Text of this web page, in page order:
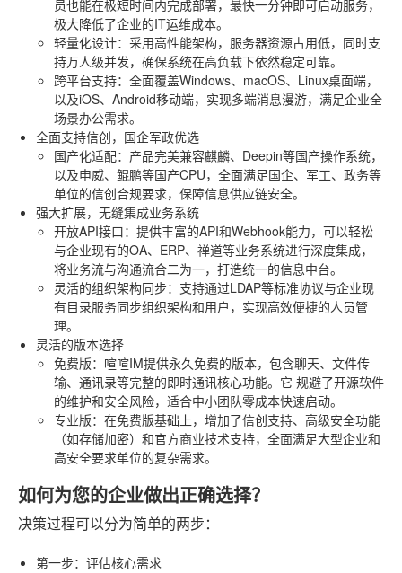
员也能在极短时间内完成部署，最快一分钟即可启动服务，
极大降低了企业的IT运维成本。
轻量化设计：采用高性能架构，服务器资源占用低，同时支
持万人级并发，确保系统在高负载下依然稳定可靠。
跨平台支持：全面覆盖Windows、macOS、Linux桌面端，
以及iOS、Android移动端，实现多端消息漫游，满足企业全
场景办公需求。
全面支持信创，国企军政优选
国产化适配：产品完美兼容麒麟、Deepin等国产操作系统，
以及申威、鲲鹏等国产CPU，全面满足国企、军工、政务等
单位的信创合规要求，保障信息供应链安全。
强大扩展，无缝集成业务系统
开放API接口：提供丰富的API和Webhook能力，可以轻松
与企业现有的OA、ERP、禅道等业务系统进行深度集成，
将业务流与沟通流合二为一，打造统一的信息中台。
灵活的组织架构同步：支持通过LDAP等标准协议与企业现
有目录服务同步组织架构和用户，实现高效便捷的人员管
理。
灵活的版本选择
免费版：喧喧IM提供永久免费的版本，包含聊天、文件传
输、通讯录等完整的即时通讯核心功能。它 规避了开源软件
的维护和安全风险，适合中小团队零成本快速启动。
专业版：在免费版基础上，增加了信创支持、高级安全功能
（如存储加密）和官方商业技术支持，全面满足大型企业和
高安全要求单位的复杂需求。
如何为您的企业做出正确选择？
决策过程可以分为简单的两步：
第一步：评估核心需求